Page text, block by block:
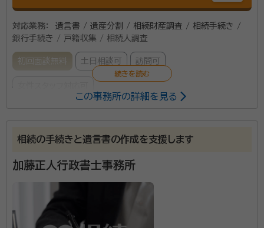
対応業務：
遺言書 / 遺産分割 / 相続財産調査 / 相続手続き /
銀行手続き / 戸籍収集 / 相続人調査
初回面談無料 土日相談可 訪問可
伊藤 桂子（いとう けいこ）
行政書士・保護司
市ものう夢ネット会長
相続、遺言、農地、建設業ほか、各種許可申請に対応しま
す。特に相続関係を得意としています。
この事務所の詳細を見る
相続の手続きと遺言書の作成を支援します
加藤正人行政書士事務所